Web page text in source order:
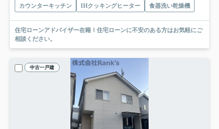
カウンターキッチン
IHクッキングヒーター 食器洗い乾燥機
住宅ローンアドバイザー在籍！住宅ローンに不安のある方はお気軽にご
相談ください。
中古一戸建